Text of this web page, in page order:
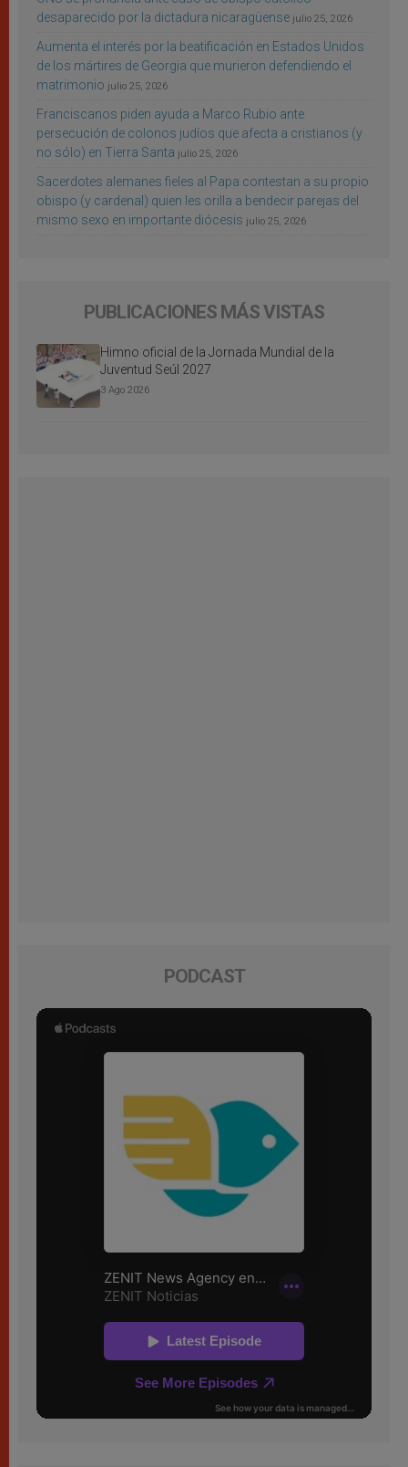
desaparecido por la dictadura nicaragüense julio 25, 2026
Aumenta el interés por la beatificación en Estados Unidos
de los mártires de Georgia que murieron defendiendo el
matrimonio julio 25, 2026
Franciscanos piden ayuda a Marco Rubio ante
persecución de colonos judíos que afecta a cristianos (y
no sólo) en Tierra Santa julio 25, 2026
Sacerdotes alemanes fieles al Papa contestan a su propio
obispo (y cardenal) quien les orilla a bendecir parejas del
mismo sexo en importante diócesis julio 25, 2026
PUBLICACIONES MÁS VISTAS
Himno oficial de la Jornada Mundial de la
Juventud Seúl 2027
3 Ago 2026
PODCAST